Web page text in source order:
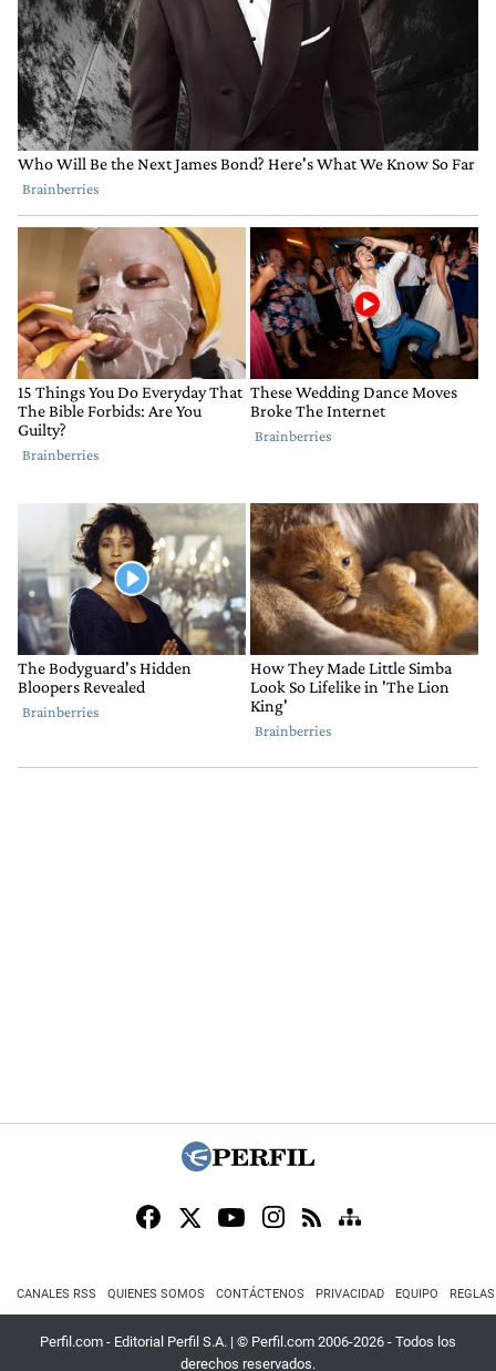
CANALES RSS QUIENES SOMOS CONTÁCTENOS PRIVACIDAD EQUIPO
Perfil.com - Editorial Perfil S.A. | © Perfil.com 2006-2026 - Todos los
derechos reservados.